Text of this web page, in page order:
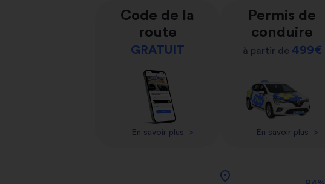
Code de la
route
GRATUIT
En savoir plus >
Permis de
conduire
à partir de 499€
En savoir plus >
location_on